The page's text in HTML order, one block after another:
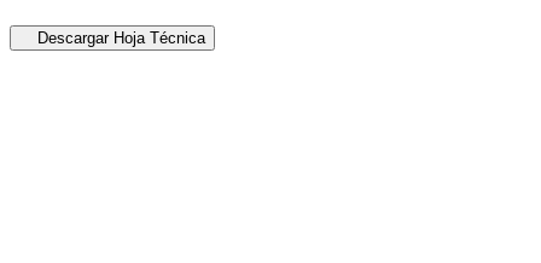
Descargar Hoja Técnica